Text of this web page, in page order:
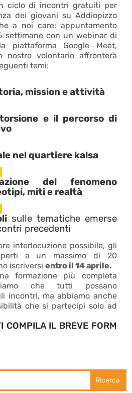
ciclo di incontri gratuiti per
dei giovani su Addiopizzo
a noi care: appuntamento
settimane con un webinar di
piattaforma Google Meet,
volontario affronterà
temi:
mission e attività
e il percorso di
nel quartiere kalsa
del fenomeno
miti e realtà
sulle tematiche emerse
precedenti
interlocuzione possibile, gli
a un massimo di 20
iscriversientro il 14 aprile.
formazione più completa
che tutti possano
incontri, ma abbiamo anche
che si partecipi solo ad
COMPILA IL BREVE FORM